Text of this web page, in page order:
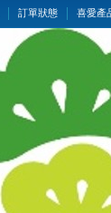
訂單狀態 喜愛產